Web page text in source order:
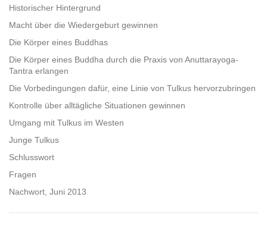
Historischer Hintergrund
Macht über die Wiedergeburt gewinnen
Die Körper eines Buddhas
Die Körper eines Buddha durch die Praxis von Anuttarayoga-
Tantra erlangen
Die Vorbedingungen dafür, eine Linie von Tulkus hervorzubringen
Kontrolle über alltägliche Situationen gewinnen
Umgang mit Tulkus im Westen
Junge Tulkus
Schlusswort
Fragen
Nachwort, Juni 2013